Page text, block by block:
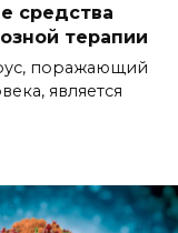
средства
терапии
поражающий
является